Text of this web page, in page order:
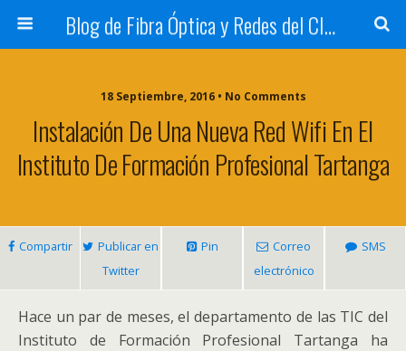
Blog de Fibra Óptica y Redes del CIFP Tartanga
18 Septiembre, 2016 • No Comments
Instalación De Una Nueva Red Wifi En El
Instituto De Formación Profesional Tartanga
Compartir
Publicar en
Twitter
Pin
Correo
electrónico
SMS
Hace un par de meses, el departamento de las TIC del
Instituto de Formación Profesional Tartanga ha